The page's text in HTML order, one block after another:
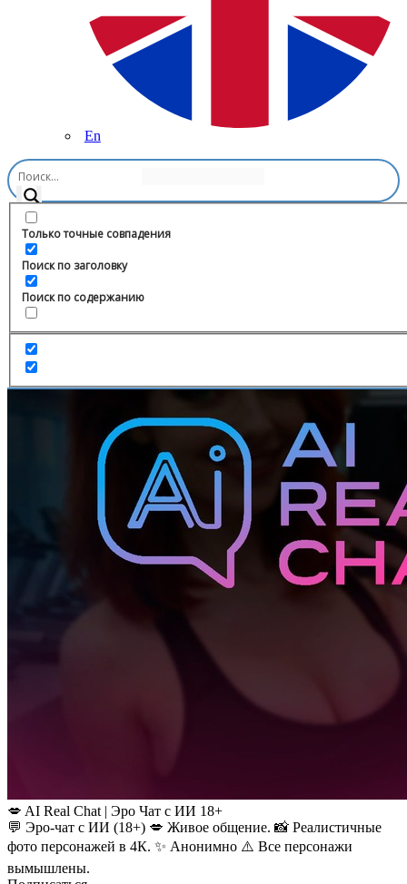
En
Только точные совпадения
Поиск по заголовку
Поиск по содержанию
Главная
💋 AI Real Chat | Эро Чат с ИИ 18+
💬 Эро-чат с ИИ (18+) 💋 Живое общение. 📸 Реалистичные
фото персонажей в 4К. ✨ Анонимно ⚠️ Все персонажи
вымышлены.